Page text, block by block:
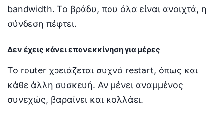
bandwidth. Το βράδυ, που όλα είναι ανοιχτά, η
σύνδεση πέφτει.
Δεν έχεις κάνει επανεκκίνηση για μέρες
Το router χρειάζεται συχνό restart, όπως και
κάθε άλλη συσκευή. Αν μένει αναμμένος
συνεχώς, βαραίνει και κολλάει.